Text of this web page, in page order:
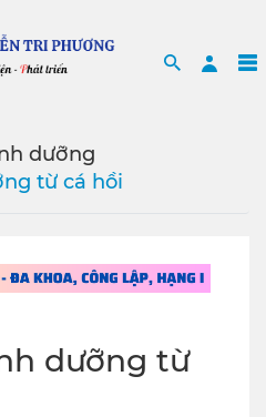
Search
dưỡng
từ cá hồi
dưỡng từ